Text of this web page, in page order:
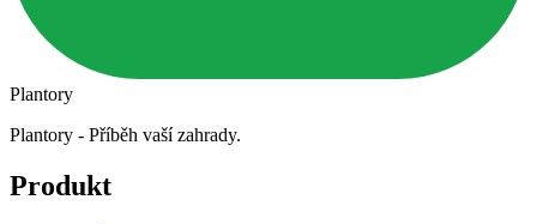
Plantory
Plantory - Příběh vaší zahrady.
Produkt